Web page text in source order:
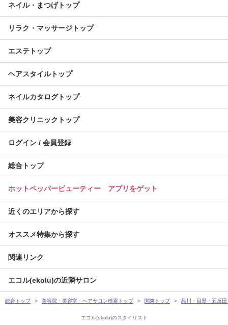
エコル(ekolu)のスタイリスト
ネイル・まつげトップ
リラク・マッサージトップ
エステトップ
ヘアスタイルトップ
ネイルカタログトップ
美容クリニックトップ
ログイン / 会員登録
総合トップ
ホットペッパービューティー アプリをゲット
近くのエリアから探す
オススメ特集から探す
関連リンク
エコル(ekolu)の近隣サロン
総合トップ 美容院・美容室・ヘアサロン検索トップ 関東トップ 品川・目黒・五反